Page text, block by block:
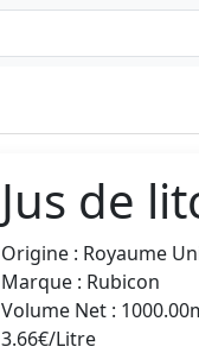
Jus de
Origine : Royaume
Marque : Rubicon
Volume Net :
3.66€/Litre